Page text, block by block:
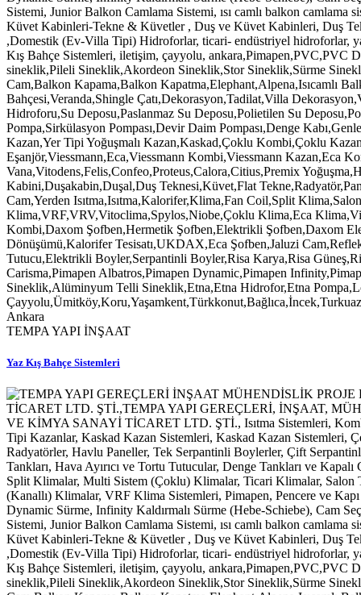
TEMPA YAPI İNŞAAT
Yaz Kış Bahçe Sistemleri